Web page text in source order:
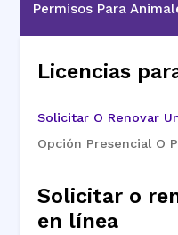
Permisos Para
Licencias
Solicitar O Renovar
Opción Presencial O
Solicitar o
en línea